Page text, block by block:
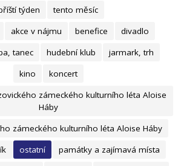
týden
tento měsíc
akce v nájmu benefice
divadlo
tanec hudební klub
jarmark, trh
kino
koncert
zámeckého kulturního léta Aloise
Háby
zámeckého kulturního léta Aloise Háby
ostatní
památky a zajímavá místa